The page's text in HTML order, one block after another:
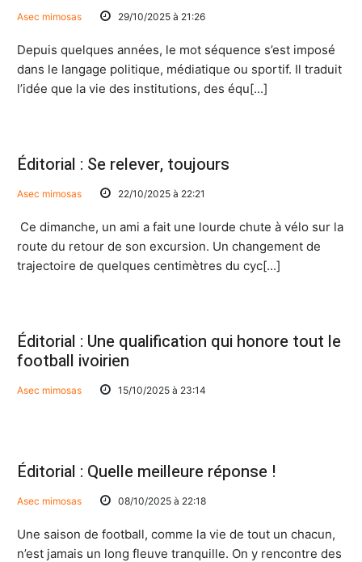
Asec mimosas 29/10/2025 à 21:26
Depuis quelques années, le mot séquence s’est imposé
dans le langage politique, médiatique ou sportif. Il traduit
l’idée que la vie des institutions, des équ[...]
Éditorial : Se relever, toujours
Asec mimosas 22/10/2025 à 22:21
Ce dimanche, un ami a fait une lourde chute à vélo sur la
route du retour de son excursion. Un changement de
trajectoire de quelques centimètres du cyc[...]
Éditorial : Une qualification qui honore tout le
football ivoirien
Asec mimosas 15/10/2025 à 23:14
Éditorial : Quelle meilleure réponse !
Asec mimosas 08/10/2025 à 22:18
Une saison de football, comme la vie de tout un chacun,
n’est jamais un long fleuve tranquille. On y rencontre des